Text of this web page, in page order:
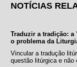
NOTÍCIAS
Traduzir a tradição:
o problema da
Vincular a tradução
questão litúrgica e não